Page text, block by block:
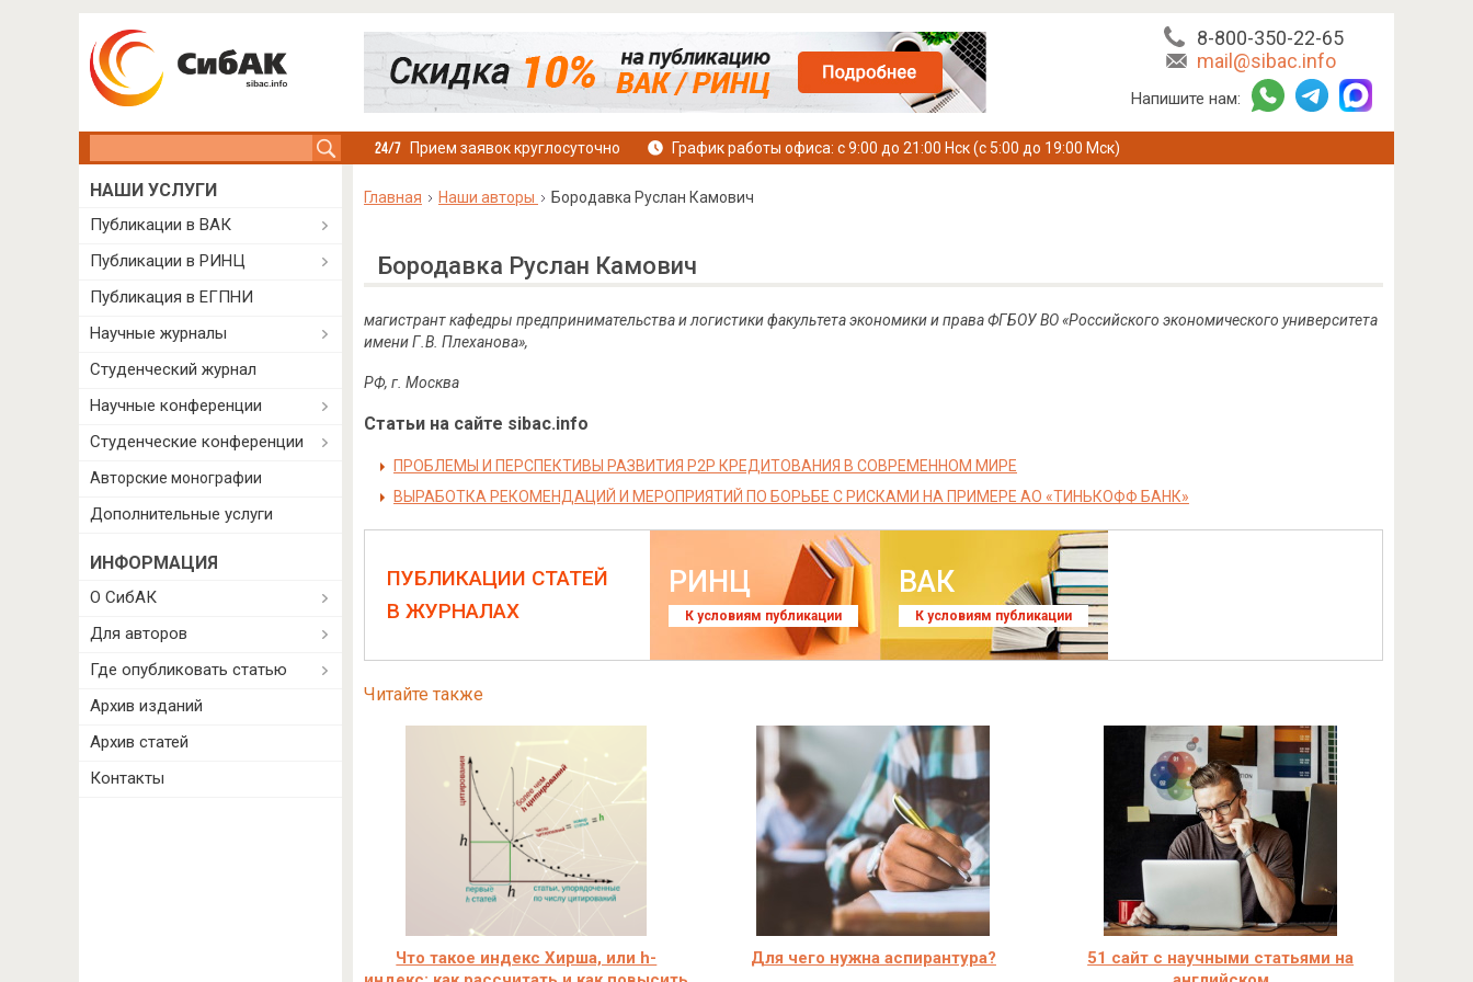
8-800-350-22-65
mail@sibac.info
Напишите нам:
Прием заявок круглосуточно График работы офиса: с 9:00 до 21:00 Нск (с 5:00 до 19:00 Мск)
Главная Наши авторы Бородавка Руслан Камович
Бородавка Руслан Камович
магистрант кафедры предпринимательства и логистики факультета экономики и права ФГБОУ ВО «Российского экономического университета
имени Г.В. Плеханова»,
РФ, г. Москва
Статьи на сайте sibac.info
ПРОБЛЕМЫ И ПЕРСПЕКТИВЫ РАЗВИТИЯ P2P КРЕДИТОВАНИЯ В СОВРЕМЕННОМ МИРЕ
ВЫРАБОТКА РЕКОМЕНДАЦИЙ И МЕРОПРИЯТИЙ ПО БОРЬБЕ С РИСКАМИ НА ПРИМЕРЕ АО «ТИНЬКОФФ БАНК»
ПУБЛИКАЦИИ СТАТЕЙ
В ЖУРНАЛАХ
РИНЦ
К условиям публикации
ВАК
К условиям публикации
Читайте также
Что такое индекс Хирша, или h-
Для чего нужна аспирантура?
51 сайт с научными статьями на
НАШИ УСЛУГИ
Публикации в ВАК
Публикации в РИНЦ
Публикация в ЕГПНИ
Научные журналы
Студенческий журнал
Научные конференции
Студенческие конференции
Авторские монографии
Дополнительные услуги
ИНФОРМАЦИЯ
О СибАК
Для авторов
Где опубликовать статью
Архив изданий
Архив статей
Контакты